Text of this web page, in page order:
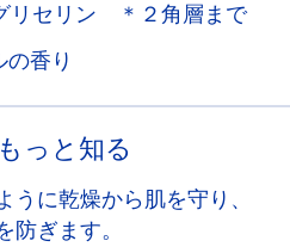
リセリン ＊２角層まで
香り
っと知る
うに乾燥から肌を守り、
防ぎます。